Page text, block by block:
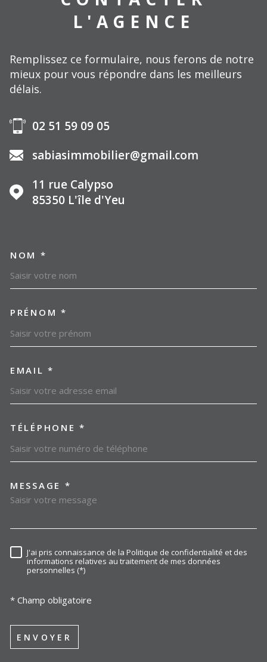
L'AGENCE
Remplissez ce formulaire, nous ferons de notre
mieux pour vous répondre dans les meilleurs
délais.
02 51 59 09 05
sabiasimmobilier@gmail.com
11 rue Calypso
85350
L'île d'Yeu
NOM *
PRÉNOM *
EMAIL *
TÉLÉPHONE *
MESSAGE *
RÈGLEMENTATION
J'ai pris connaissance de la Politique de confidentialité et des
informations relatives au traitement de mes données
personnelles (*)
* Champ obligatoire
ENVOYER